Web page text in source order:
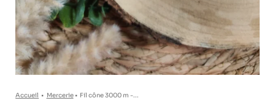
Accueil • Mercerie• Fil cône 3000 m -...